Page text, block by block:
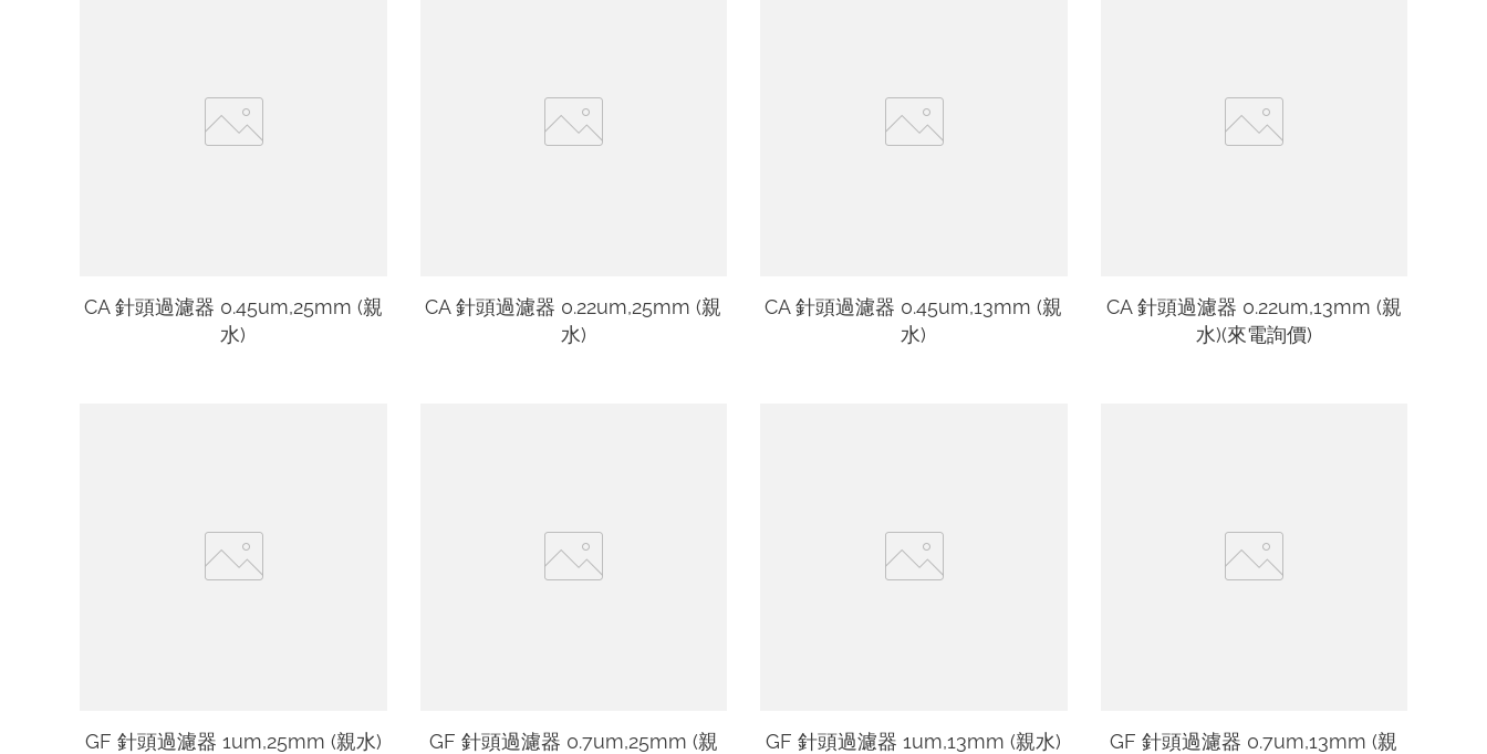
CA 針頭過濾器 0.45um,25mm (親
水)
CA 針頭過濾器 0.22um,25mm (親
水)
CA 針頭過濾器 0.45um,13mm (親
水)
CA 針頭過濾器 0.22um,13mm (親
水)(來電詢價)
GF 針頭過濾器 1um,25mm (親水)
GF 針頭過濾器 0.7um,25mm (親
GF 針頭過濾器 1um,13mm (親水)
GF 針頭過濾器 0.7um,13mm (親